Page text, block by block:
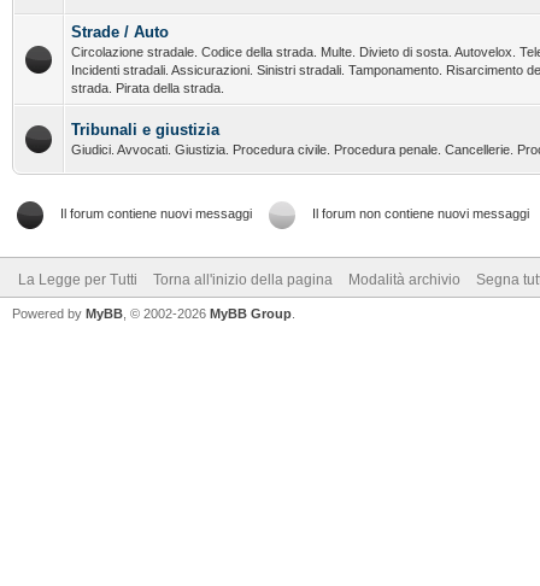
Strade / Auto
Circolazione stradale. Codice della strada. Multe. Divieto di sosta. Autovelox.
Incidenti stradali. Assicurazioni. Sinistri stradali. Tamponamento. Risarcimento
strada. Pirata della strada.
Tribunali e giustizia
Giudici. Avvocati. Giustizia. Procedura civile. Procedura penale. Cancellerie.
Il forum contiene nuovi messaggi Il forum non contiene nuovi messaggi
La Legge per Tutti Torna all'inizio della pagina Modalità archivio Segna
Powered by MyBB , © 2002-2026 MyBB Group